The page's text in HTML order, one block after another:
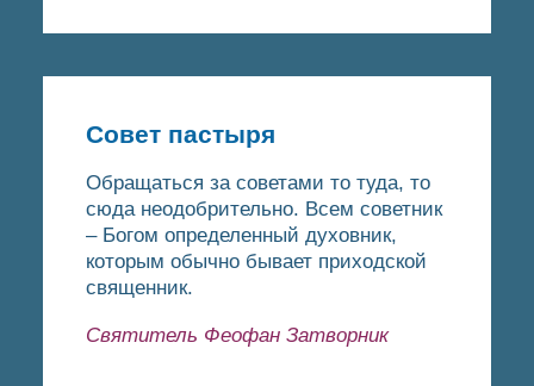
Совет пастыря
Обращаться за советами то туда, то
сюда неодобрительно. Всем советник
– Богом определенный духовник,
которым обычно бывает приходской
священник.
Святитель Феофан Затворник